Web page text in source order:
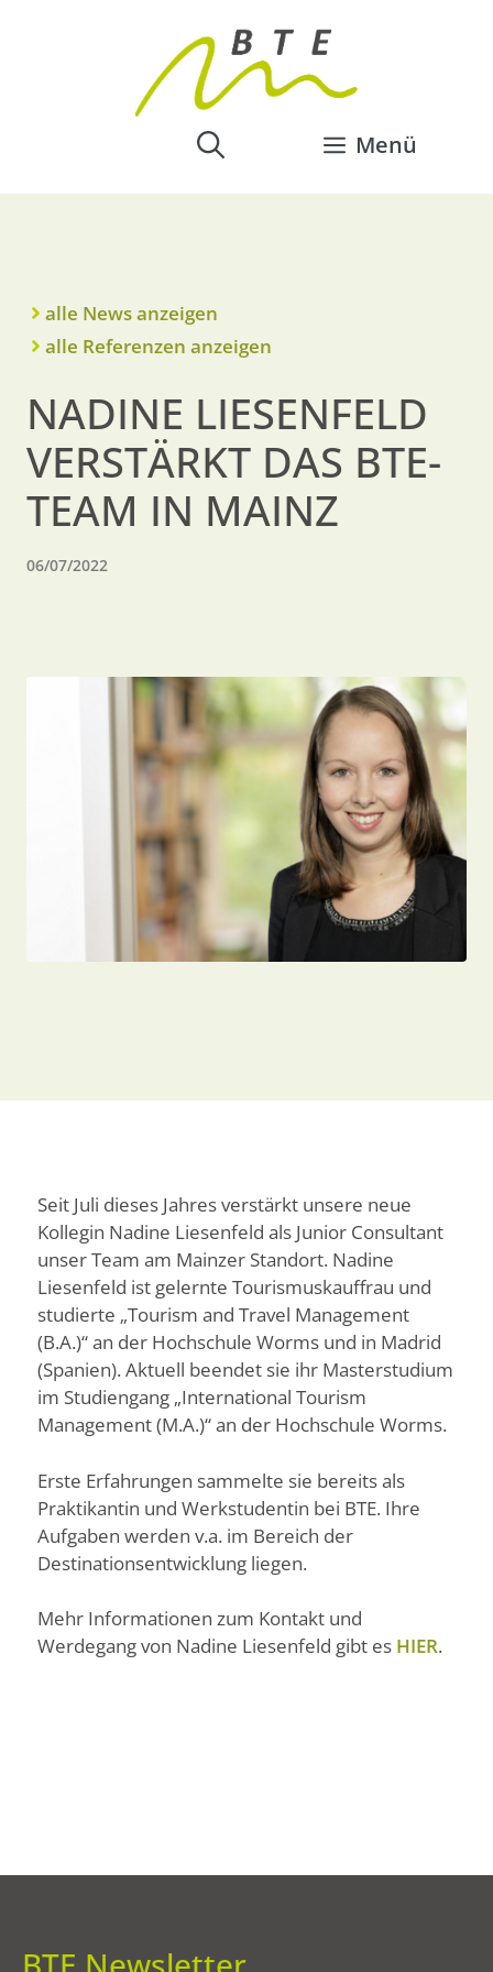
Menü
alle News anzeigen
alle Referenzen anzeigen
NADINE LIESENFELD
VERSTÄRKT DAS BTE-
TEAM IN MAINZ
06/07/2022
Seit Juli dieses Jahres verstärkt unsere neue
Kollegin Nadine Liesenfeld als Junior Consultant
unser Team am Mainzer Standort. Nadine
Liesenfeld ist gelernte Tourismuskauffrau und
studierte „Tourism and Travel Management
(B.A.)“ an der Hochschule Worms und in Madrid
(Spanien). Aktuell beendet sie ihr Masterstudium
im Studiengang „International Tourism
Management (M.A.)“ an der Hochschule Worms.
Erste Erfahrungen sammelte sie bereits als
Praktikantin und Werkstudentin bei BTE. Ihre
Aufgaben werden v.a. im Bereich der
Destinationsentwicklung liegen.
Mehr Informationen zum Kontakt und
Werdegang von Nadine Liesenfeld gibt es HIER.